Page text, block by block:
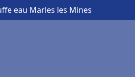
eau Marles les Mines